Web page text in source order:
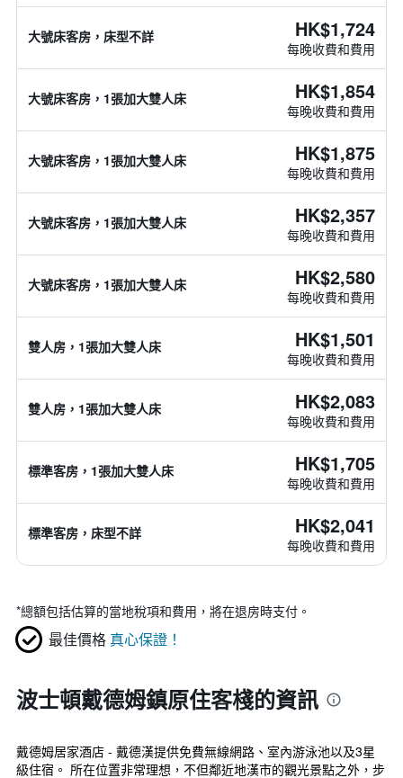
大號床客房，床型不詳 HK$1,724
每晚收費和費用
大號床客房，1張加大雙人床 HK$1,854
每晚收費和費用
大號床客房，1張加大雙人床 HK$1,875
每晚收費和費用
大號床客房，1張加大雙人床 HK$2,357
每晚收費和費用
大號床客房，1張加大雙人床 HK$2,580
每晚收費和費用
雙人房，1張加大雙人床 HK$1,501
每晚收費和費用
雙人房，1張加大雙人床 HK$2,083
每晚收費和費用
標準客房，1張加大雙人床 HK$1,705
每晚收費和費用
標準客房，床型不詳 HK$2,041
每晚收費和費用
*總額包括估算的當地稅項和費用，將在退房時支付。
最佳價格 真心保證！
波士頓戴德姆鎮原住客棧的資訊
戴德姆居家酒店 - 戴德漢提供免費無線網路、室內游泳池以及3星
級住宿。 所在位置非常理想，不但鄰近地漢市的觀光景點之外，步